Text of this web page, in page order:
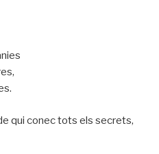
qui conec tots els secrets,